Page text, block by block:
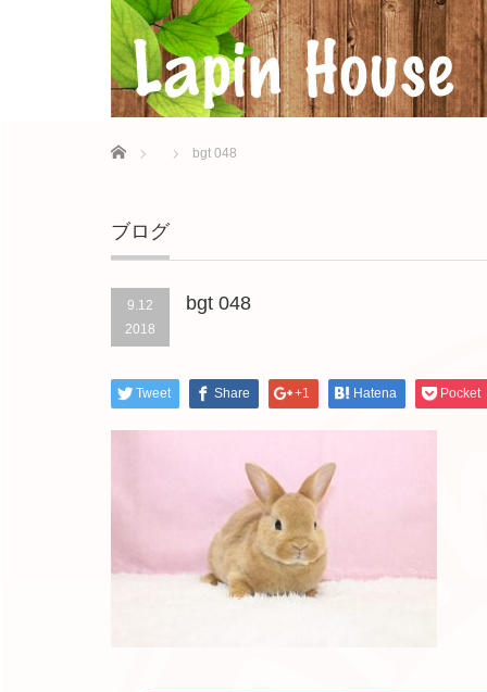
Home bgt 048
ブログ
9.12
2018
bgt 048
Tweet Share +1 Hatena Pocket